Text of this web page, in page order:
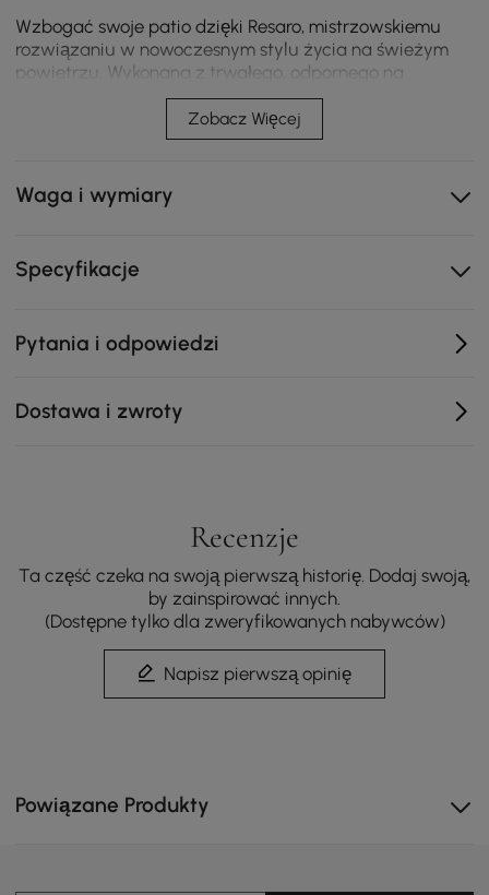
Wzbogać swoje patio dzięki Resaro, mistrzowskiemu
rozwiązaniu w nowoczesnym stylu życia na świeżym
powietrzu. Wykonana z trwałego, odpornego na
warunki atmosferyczne drewna tekowego i
wyposażona w niezwykle pluszowe, głębokie poduszki
w spokojnym odcieniu ciepłej bieli, ta 3-osobowa sofa
Rama z drewna tekowego premium: Naturalnie
organiczne ciepło.
przestronną sylwetką, aby zaprosić do
wielogodzinnego relaksu na patio lub tarasie.
zdejmowane, odporne na plamy pokrowce w kolorze
Zobacz Więcej
Waga i wymiary
Specyfikacje
Pytania i odpowiedzi
Dostawa i zwroty
Recenzje
Ta część czeka na swoją pierwszą historię. Dodaj swoją,
by zainspirować innych.
(Dostępne tylko dla zweryfikowanych nabywców)
Napisz pierwszą opinię
Powiązane Produkty